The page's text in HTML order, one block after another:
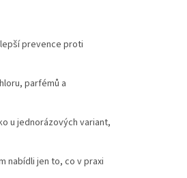
prevence proti
parfémů a
u jednorázových variant,
nabídli jen to, co v praxi